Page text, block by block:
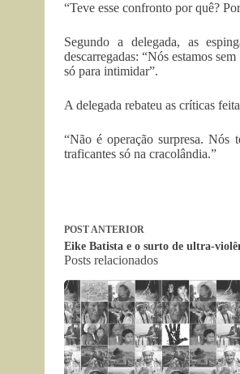
“Teve esse confronto por quê?
Segundo a delegada, as
descarregadas: “Nós estamos
só para intimidar”.
A delegada rebateu as críticas
“Não é operação surpresa. Nós
traficantes só na cracolândia.”
POSTANTERIOR
Eike Batista e o surto de ultra-
Posts relacionados